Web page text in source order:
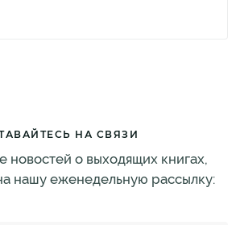
НА СВЯЗИ
новостей о выходящих книгах,
нашу еженедельную рассылку: